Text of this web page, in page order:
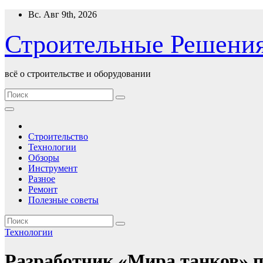
Перейти
содержимому
Вс. Авг 9th, 2026
Строительные
всё о строительстве и оборудовании
Строительство
Технологии
Обзоры
Инструмент
Разное
Ремонт
Полезные советы
Технологии